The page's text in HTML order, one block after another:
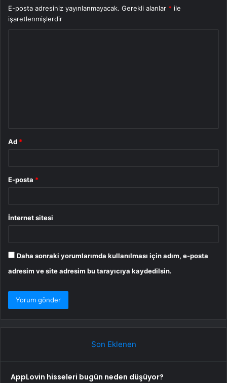
E-posta adresiniz yayınlanmayacak. Gerekli alanlar * ile
işaretlenmişlerdir
Ad *
E-posta *
İnternet sitesi
Daha sonraki yorumlarımda kullanılması için adım, e-posta
adresim ve site adresim bu tarayıcıya kaydedilsin.
Son Eklenen
AppLovin hisseleri bugün neden düşüyor?